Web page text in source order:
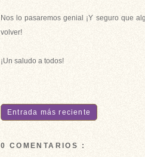
Nos lo pasaremos genial ¡Y seguro que
volver!
¡Un saludo a todos!
Entrada más reciente
0 COMENTARIOS :